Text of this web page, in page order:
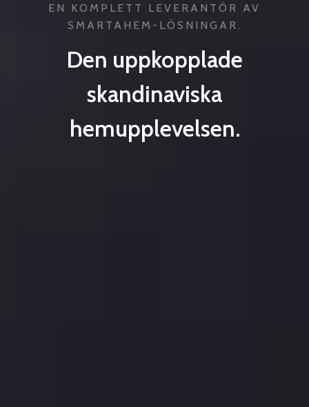
EN KOMPLETT LEVERANTÖR AV
SMARTAHEM-LÖSNINGAR.
Den uppkopplade
skandinaviska
hemupplevelsen.